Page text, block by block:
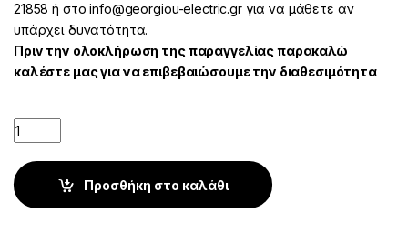
21858 ή στο info@georgiou-electric.gr για να μάθετε αν
υπάρχει δυνατότητα.
Πριν την ολοκλήρωση της παραγγελίας παρακαλώ
καλέστε μας για να επιβεβαιώσουμε την διαθεσιμότητα
Quantity
Προσθήκη στο καλάθι